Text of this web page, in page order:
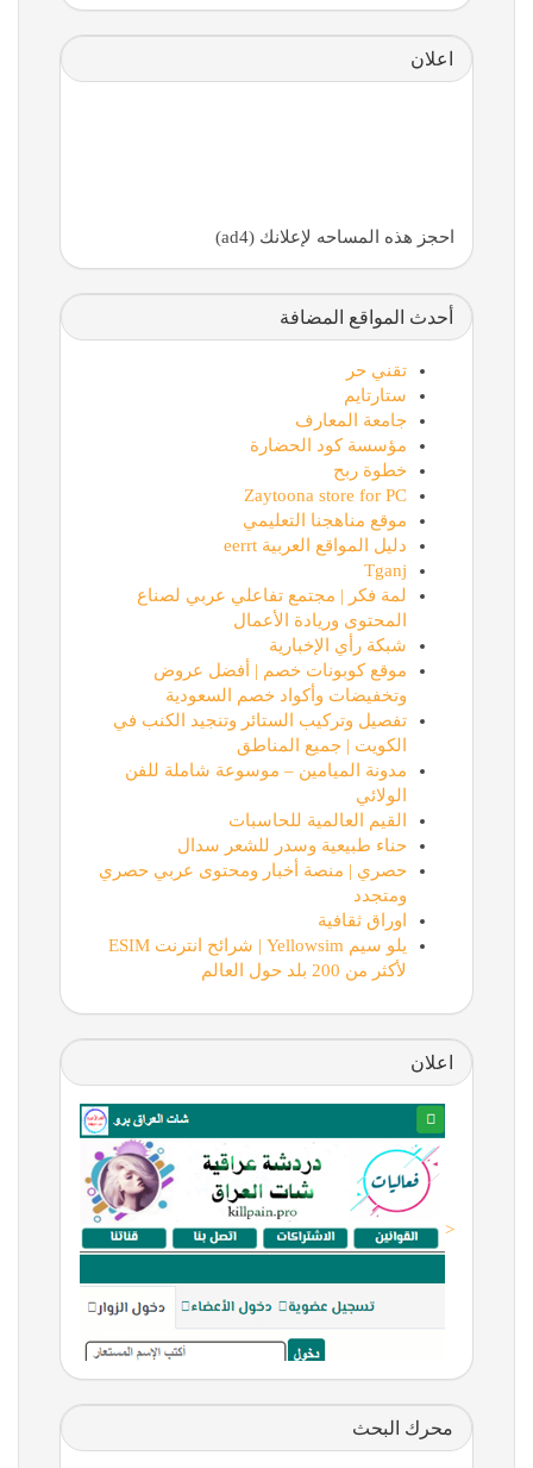
اعلان
احجز هذه المساحه لإعلانك (ad4)
أحدث المواقع المضافة
تقني حر
ستارتايم
جامعة المعارف
مؤسسة كود الحضارة
خطوة ربح
Zaytoona store for PC
موقع مناهجنا التعليمي
دليل المواقع العربية eerrt
Tganj
لمة فكر | مجتمع تفاعلي عربي لصناع
المحتوى وريادة الأعمال
شبكة رأي الإخبارية
موقع كوبونات خصم | أفضل عروض
وتخفيضات وأكواد خصم السعودية
تفصيل وتركيب الستائر وتنجيد الكنب في
الكويت | جميع المناطق
مدونة الميامين – موسوعة شاملة للفن
الولائي
القيم العالمية للحاسبات
حناء طبيعية وسدر للشعر سدال
حصري | منصة أخبار ومحتوى عربي حصري
ومتجدد
اوراق ثقافية
يلو سيم Yellowsim | شرائح انترنت ESIM
لأكثر من 200 بلد حول العالم
اعلان
<
محرك البحث